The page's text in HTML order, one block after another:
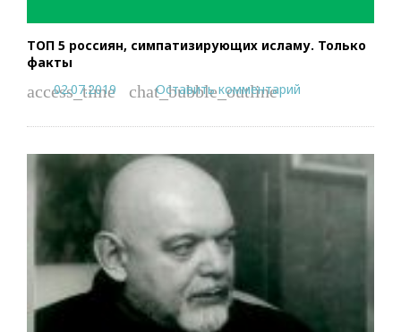
ТОП 5 россиян, симпатизирующих исламу. Только
факты
access_time
02.07.2019 chat_bubble_outline
Оставить комментарий